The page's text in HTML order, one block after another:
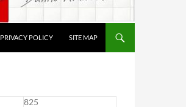
PRIVACY POLICY SITE MAP
825